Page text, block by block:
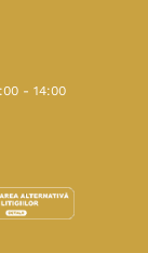
- 14:00